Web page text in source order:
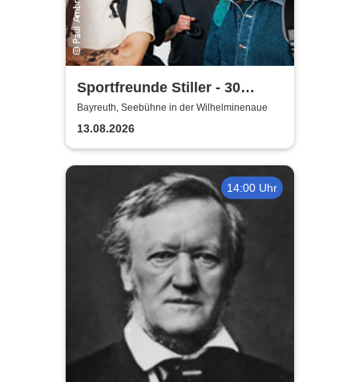
Sportfreunde Stiller - 30
wunderbaren Jahren
Bayreuth, Seebühne in der Wilhelminenaue
13.08.2026
14:00 Uhr